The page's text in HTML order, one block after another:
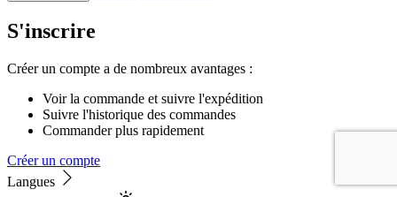
S'inscrire
Créer un compte a de nombreux avantages :
Voir la commande et suivre l'expédition
Suivre l'historique des commandes
Commander plus rapidement
Créer un compte
Langues